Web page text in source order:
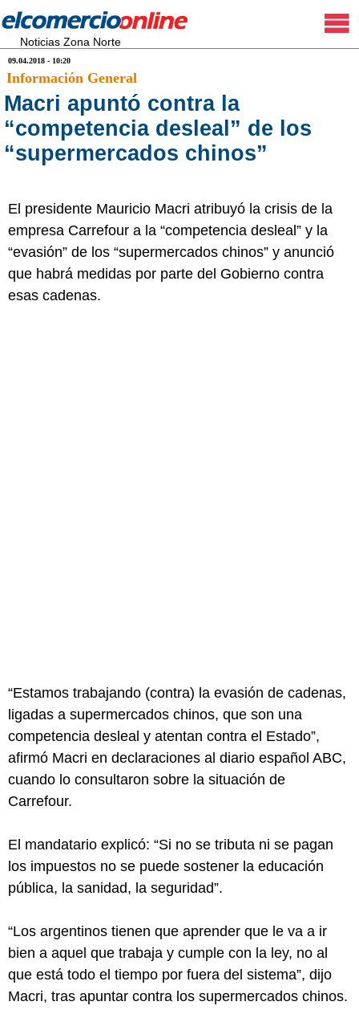
Noticias Zona Norte
09.04.2018 - 10:20
Información General
Macri apuntó contra la
“competencia desleal” de los
“supermercados chinos”
El presidente Mauricio Macri atribuyó la crisis de la
empresa Carrefour a la “competencia desleal” y la
“evasión” de los “supermercados chinos” y anunció
que habrá medidas por parte del Gobierno contra
esas cadenas.
“Estamos trabajando (contra) la evasión de cadenas,
ligadas a supermercados chinos, que son una
competencia desleal y atentan contra el Estado”,
afirmó Macri en declaraciones al diario español ABC,
cuando lo consultaron sobre la situación de
Carrefour.
El mandatario explicó: “Si no se tributa ni se pagan
los impuestos no se puede sostener la educación
pública, la sanidad, la seguridad”.
“Los argentinos tienen que aprender que le va a ir
bien a aquel que trabaja y cumple con la ley, no al
que está todo el tiempo por fuera del sistema”, dijo
Macri, tras apuntar contra los supermercados chinos.